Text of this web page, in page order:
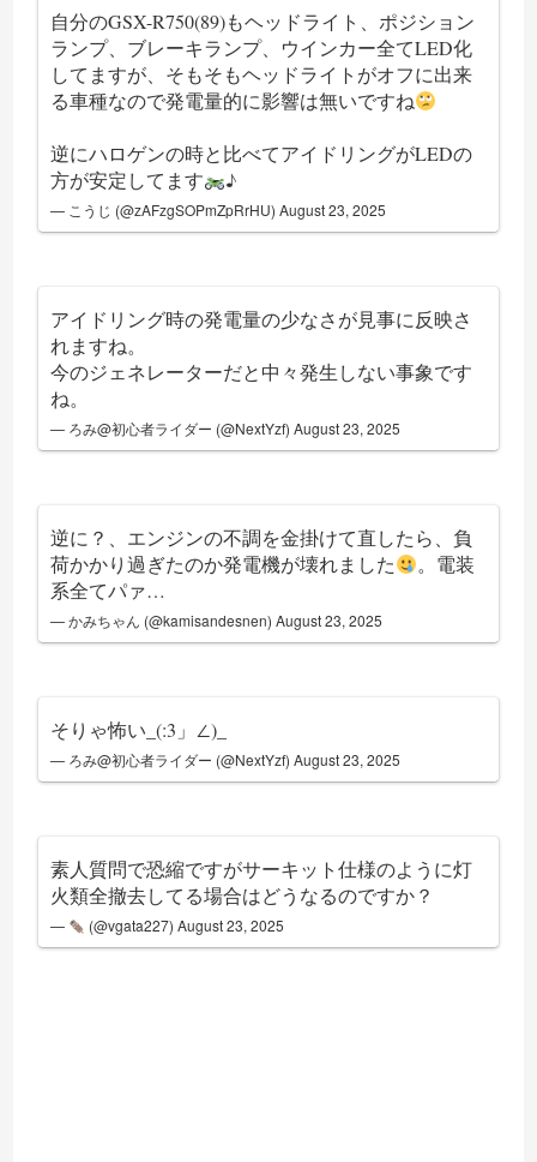
自分のGSX-R750(89)もヘッドライト、ポジション
ランプ、ブレーキランプ、ウインカー全てLED化
してますが、そもそもヘッドライトがオフに出来
る車種なので発電量的に影響は無いですね
逆にハロゲンの時と比べてアイドリングがLEDの
方が安定してます
♪
— こうじ (@zAFzgSOPmZpRrHU)August 23, 2025
アイドリング時の発電量の少なさが見事に反映さ
れますね。
今のジェネレーターだと中々発生しない事象です
ね。
— ろみ@初心者ライダー (@NextYzf)August 23, 2025
逆に？、エンジンの不調を金掛けて直したら、負
荷かかり過ぎたのか発電機が壊れました
。電装
系全てパァ…
— かみちゃん (@kamisandesnen)August 23, 2025
そりゃ怖い_(:3」∠)_
— ろみ@初心者ライダー (@NextYzf)August 23, 2025
素人質問で恐縮ですがサーキット仕様のように灯
火類全撤去してる場合はどうなるのですか？
— (@vgata227) August 23, 2025